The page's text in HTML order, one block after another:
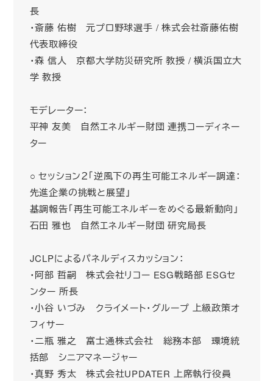
長
・斎藤 佑樹 元プロ野球選手 / 株式会社斎藤佑樹
代表取締役
・森 信人 京都大学防災研究所 教授 / 横浜国立大
学 教授
モデレーター：
平神 友美 自然エネルギー財団 連携コーディネー
ター
○ セッション２「逆風下の再生可能エネルギー調達：
先進企業の挑戦と展望」
基調報告「再生可能エネルギーをめぐる最新動向」
石田 雅也 自然エネルギー財団 研究局長
JCLPによるパネルディスカッション：
・阿部 哲嗣 株式会社リコー ESG戦略部 ESGセ
ンター 所長
・小谷 いづみ クライメート・グループ 上級政策オ
フィサー
・二瓶 雅之 富士通株式会社 総務本部 環境統
括部 シニアマネージャー
・真野 秀太 株式会社UPDATER 上席執行役員